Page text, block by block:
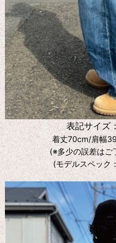
表記サイズ
着丈70cm/肩幅
(※多少の誤差はご
(モデルスペック